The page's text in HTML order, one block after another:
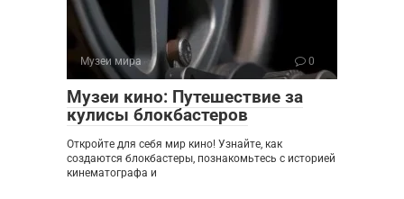
Музеи мира 0
Музеи кино: Путешествие за
кулисы блокбастеров
Откройте для себя мир кино! Узнайте, как
создаются блокбастеры, познакомьтесь с историей
кинематографа и